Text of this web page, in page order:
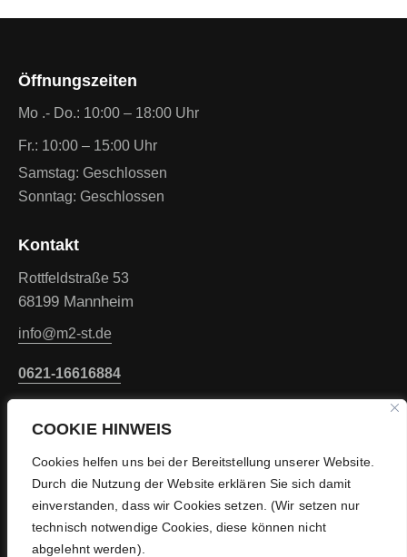
COOKIE HINWEIS
Cookies helfen uns bei der Bereitstellung unserer Website.
Durch die Nutzung der Website erklären Sie sich damit
einverstanden, dass wir Cookies setzen. (Wir setzen nur
technisch notwendige Cookies, diese können nicht
abgelehnt werden).
Öffnungszeiten
Mo .- Do.: 10:00 – 18:00 Uhr
Fr.: 10:00 – 15:00 Uhr
Samstag: Geschlossen
Sonntag: Geschlossen
Kontakt
Rottfeldstraße 53
68199 Mannheim
info@m2-st.de
0621-16616884
Rechtliches
Impressum
Datenschutz
Folgen Sie uns